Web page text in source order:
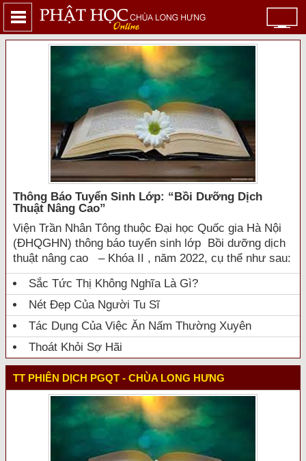
Thông Báo Tuyển Sinh Lớp: “bồi Dưỡng Dịch
Thuật Nâng Cao”
Viện Trần Nhân Tông thuộc Đại học Quốc gia Hà Nội
(ĐHQGHN) thông báo tuyển sinh lớp Bồi dưỡng dịch
thuật nâng cao – Khóa II , năm 2022, cụ thể như sau:
Sắc Tức Thị Không Nghĩa Là Gì?
Nét Đẹp Của Người Tu Sĩ
Tác Dụng Của Việc Ăn Nấm Thường Xuyên
Thoát Khỏi Sợ Hãi
TT PHIÊN DỊCH PGQT - CHÙA LONG HƯNG